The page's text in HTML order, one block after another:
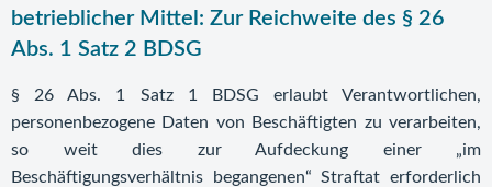
betrieblicher Mittel: Zur Reichweite des § 26
Abs. 1 Satz 2 BDSG
§ 26 Abs. 1 Satz 1 BDSG erlaubt Verantwortlichen,
personenbezogene Daten von Beschäftigten zu verarbeiten,
so weit dies zur Aufdeckung einer „im
Beschäftigungsverhältnis begangenen“ Straftat erforderlich